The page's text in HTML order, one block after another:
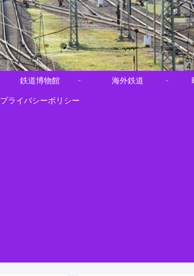
鉄道博物館 海外鉄道
プライバシーポリシー